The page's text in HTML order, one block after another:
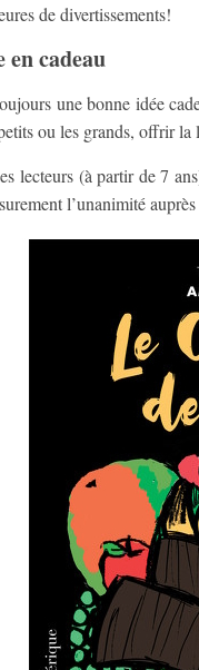
de divertissements!
cadeau
une bonne idée
ou les grands, offrir la
lecteurs (à partir de 7
l’unanimité